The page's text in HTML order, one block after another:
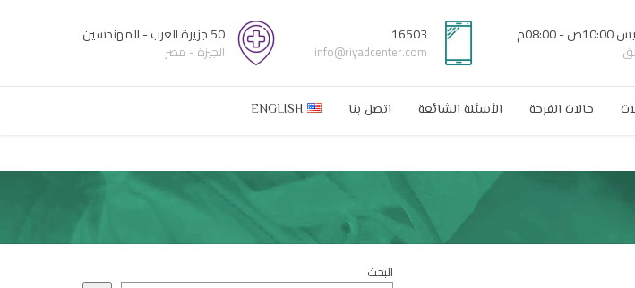
16503
info@riyadcenter.com
50 جزيرة العرب - المهندسين
الجيزة - مصر
حالات الفرحة الأسئلة الشائعة اتصل بنا ENGLISH
البحث